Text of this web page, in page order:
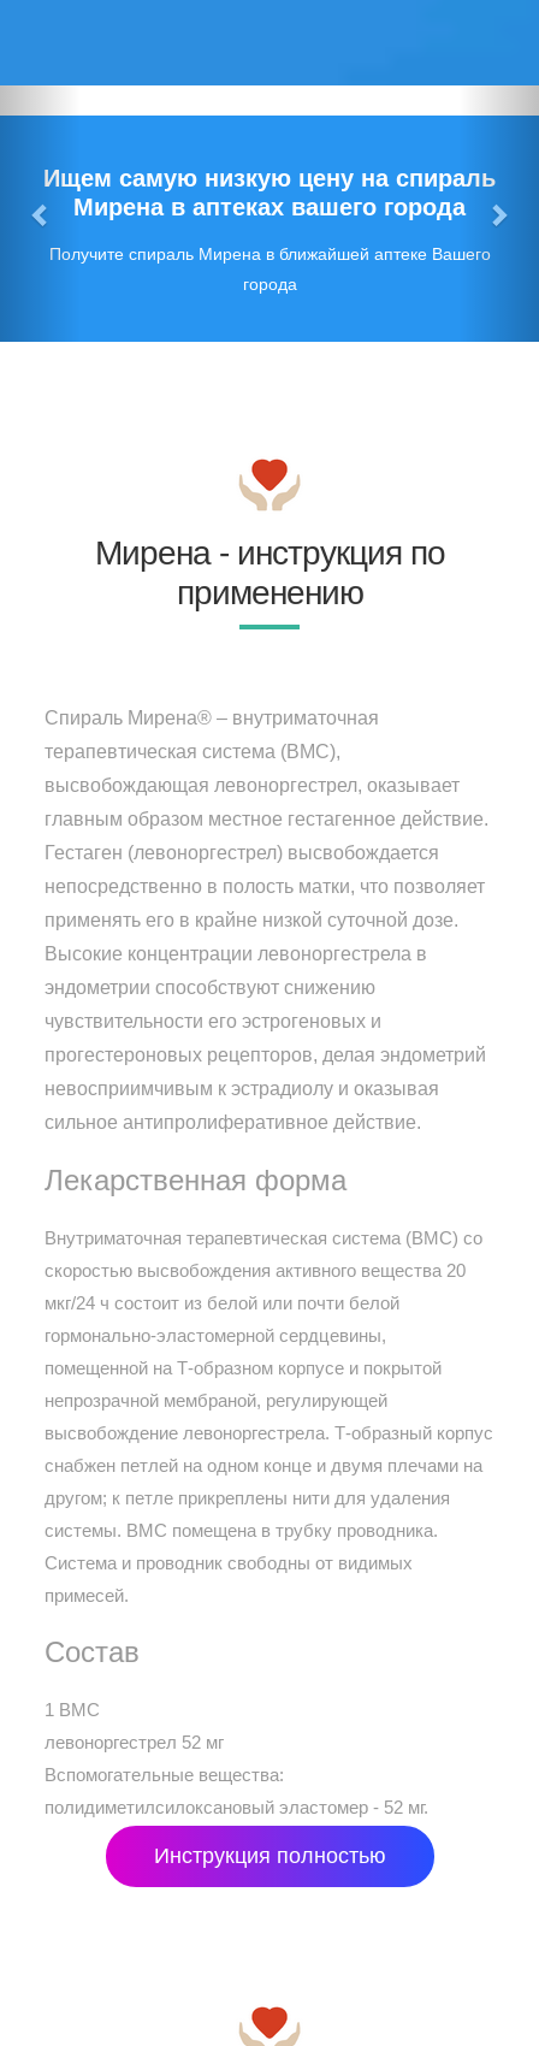
Ищем самую низкую цену на спираль
Мирена в аптеках вашего города
Получите спираль Мирена в ближайшей аптеке Вашего
города
Мирена - инструкция по
применению
Спираль Мирена® – внутриматочная
терапевтическая система (ВМС),
высвобождающая левоноргестрел, оказывает
главным образом местное гестагенное действие.
Гестаген (левоноргестрел) высвобождается
непосредственно в полость матки, что позволяет
применять его в крайне низкой суточной дозе.
Высокие концентрации левоноргестрела в
эндометрии способствуют снижению
чувствительности его эстрогеновых и
прогестероновых рецепторов, делая эндометрий
невосприимчивым к эстрадиолу и оказывая
сильное антипролиферативное действие.
Лекарственная форма
Внутриматочная терапевтическая система (ВМС) со
скоростью высвобождения активного вещества 20
мкг/24 ч состоит из белой или почти белой
гормонально-эластомерной сердцевины,
помещенной на Т-образном корпусе и покрытой
непрозрачной мембраной, регулирующей
высвобождение левоноргестрела. Т-образный корпус
снабжен петлей на одном конце и двумя плечами на
другом; к петле прикреплены нити для удаления
системы. ВМС помещена в трубку проводника.
Система и проводник свободны от видимых
примесей.
Состав
1 ВМС
левоноргестрел 52 мг
Вспомогательные вещества:
полидиметилсилоксановый эластомер - 52 мг.
Инструкция полностью